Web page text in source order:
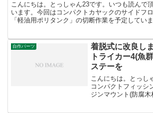
こんにちは。とっしゃん23です。いつも読んで
います。今回はコンパクトカヤックのサイドフ
「軽油用ポリタンク」の切断作業を予定してい
自作パーツ
着脱式に改良し
トライカー4(魚
ステーを
こんにちは。とっし
コンパクトフィッシ
ジンマウント(防腐